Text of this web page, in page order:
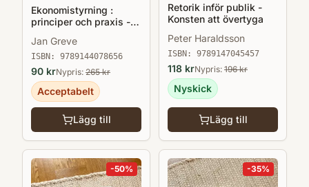
Ekonomistyrning :
principer och praxis -
Jan Greve
ISBN: 9789144078656
90 krNypris: 265kr
Acceptabelt
Lägg till
Retorik inför publik -
Konsten att övertyga
Peter Haraldsson
ISBN: 9789147045457
118 krNypris: 196kr
Nyskick
Lägg till
-50% -35%